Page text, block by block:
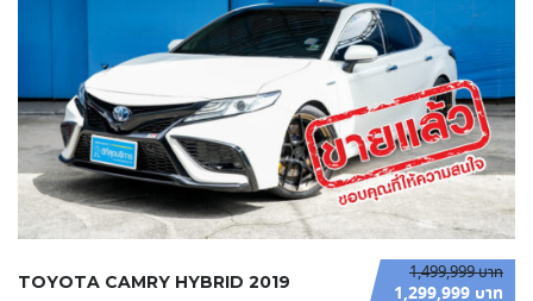
1,499,999 บาท
1,299,999 บาท
TOYOTA CAMRY HYBRID 2019